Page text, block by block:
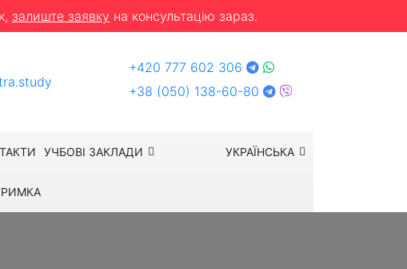
залиште заявку на консультацію зараз.
+420 777 602 306
+38 (050) 138-60-80
УКРАЇНСЬКА
УЧБОВІ ЗАКЛАДИ